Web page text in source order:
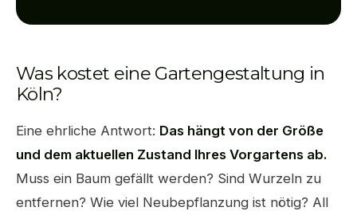
Was kostet eine Gartengestaltung in
Köln?
Eine ehrliche Antwort: Das hängt von der Größe
und dem aktuellen Zustand Ihres Vorgartens ab.
Muss ein Baum gefällt werden? Sind Wurzeln zu
entfernen? Wie viel Neubepflanzung ist nötig? All